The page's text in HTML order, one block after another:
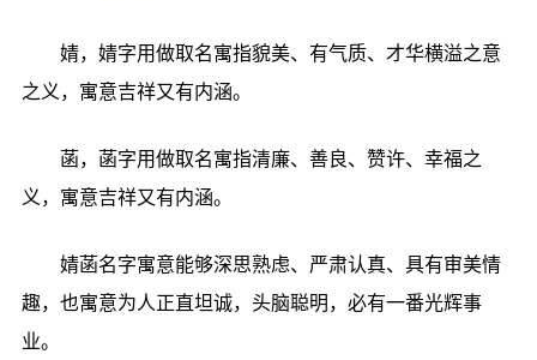
婧，婧字用做取名寓指貌美、有气质、才华横溢之意
之义，寓意吉祥又有内涵。
菡，菡字用做取名寓指清廉、善良、赞许、幸福之
义，寓意吉祥又有内涵。
婧菡名字寓意能够深思熟虑、严肃认真、具有审美情
趣，也寓意为人正直坦诚，头脑聪明，必有一番光辉事
业。